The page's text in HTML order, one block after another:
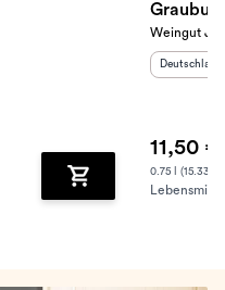
Zum Warenkorb
Weingut
Deutschland
11,50 €
0.75 l (15.33 €